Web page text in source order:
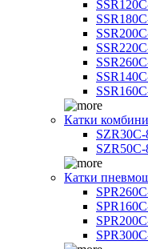
Катки
SZR30C-
SZR50C-
Катки